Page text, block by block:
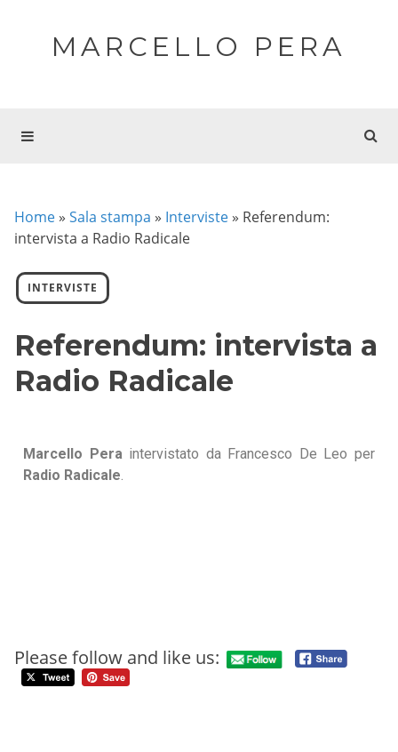
MARCELLO PERA
Home » Sala stampa » Interviste » Referendum:
intervista a Radio Radicale
INTERVISTE
Referendum: intervista a
Radio Radicale
Marcello Pera intervistato da Francesco De Leo per
Radio Radicale
Please follow and like us: